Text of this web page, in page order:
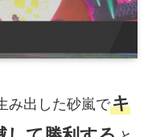
み出した砂嵐でキ